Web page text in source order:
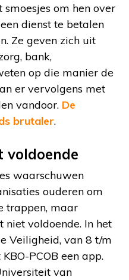
om hen over
dienst te betalen
Ze geven zich uit
bank,
op die manier de
er vervolgens met
vandoor. De
brutaler.
voldoende
waarschuwen
ouderen om
trappen, maar
voldoende. In het
Veiligheid, van 8 t/m
PCOB een app.
van